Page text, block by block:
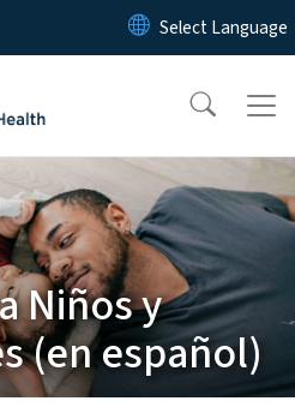
Skip to main content
Niños y
(en español)